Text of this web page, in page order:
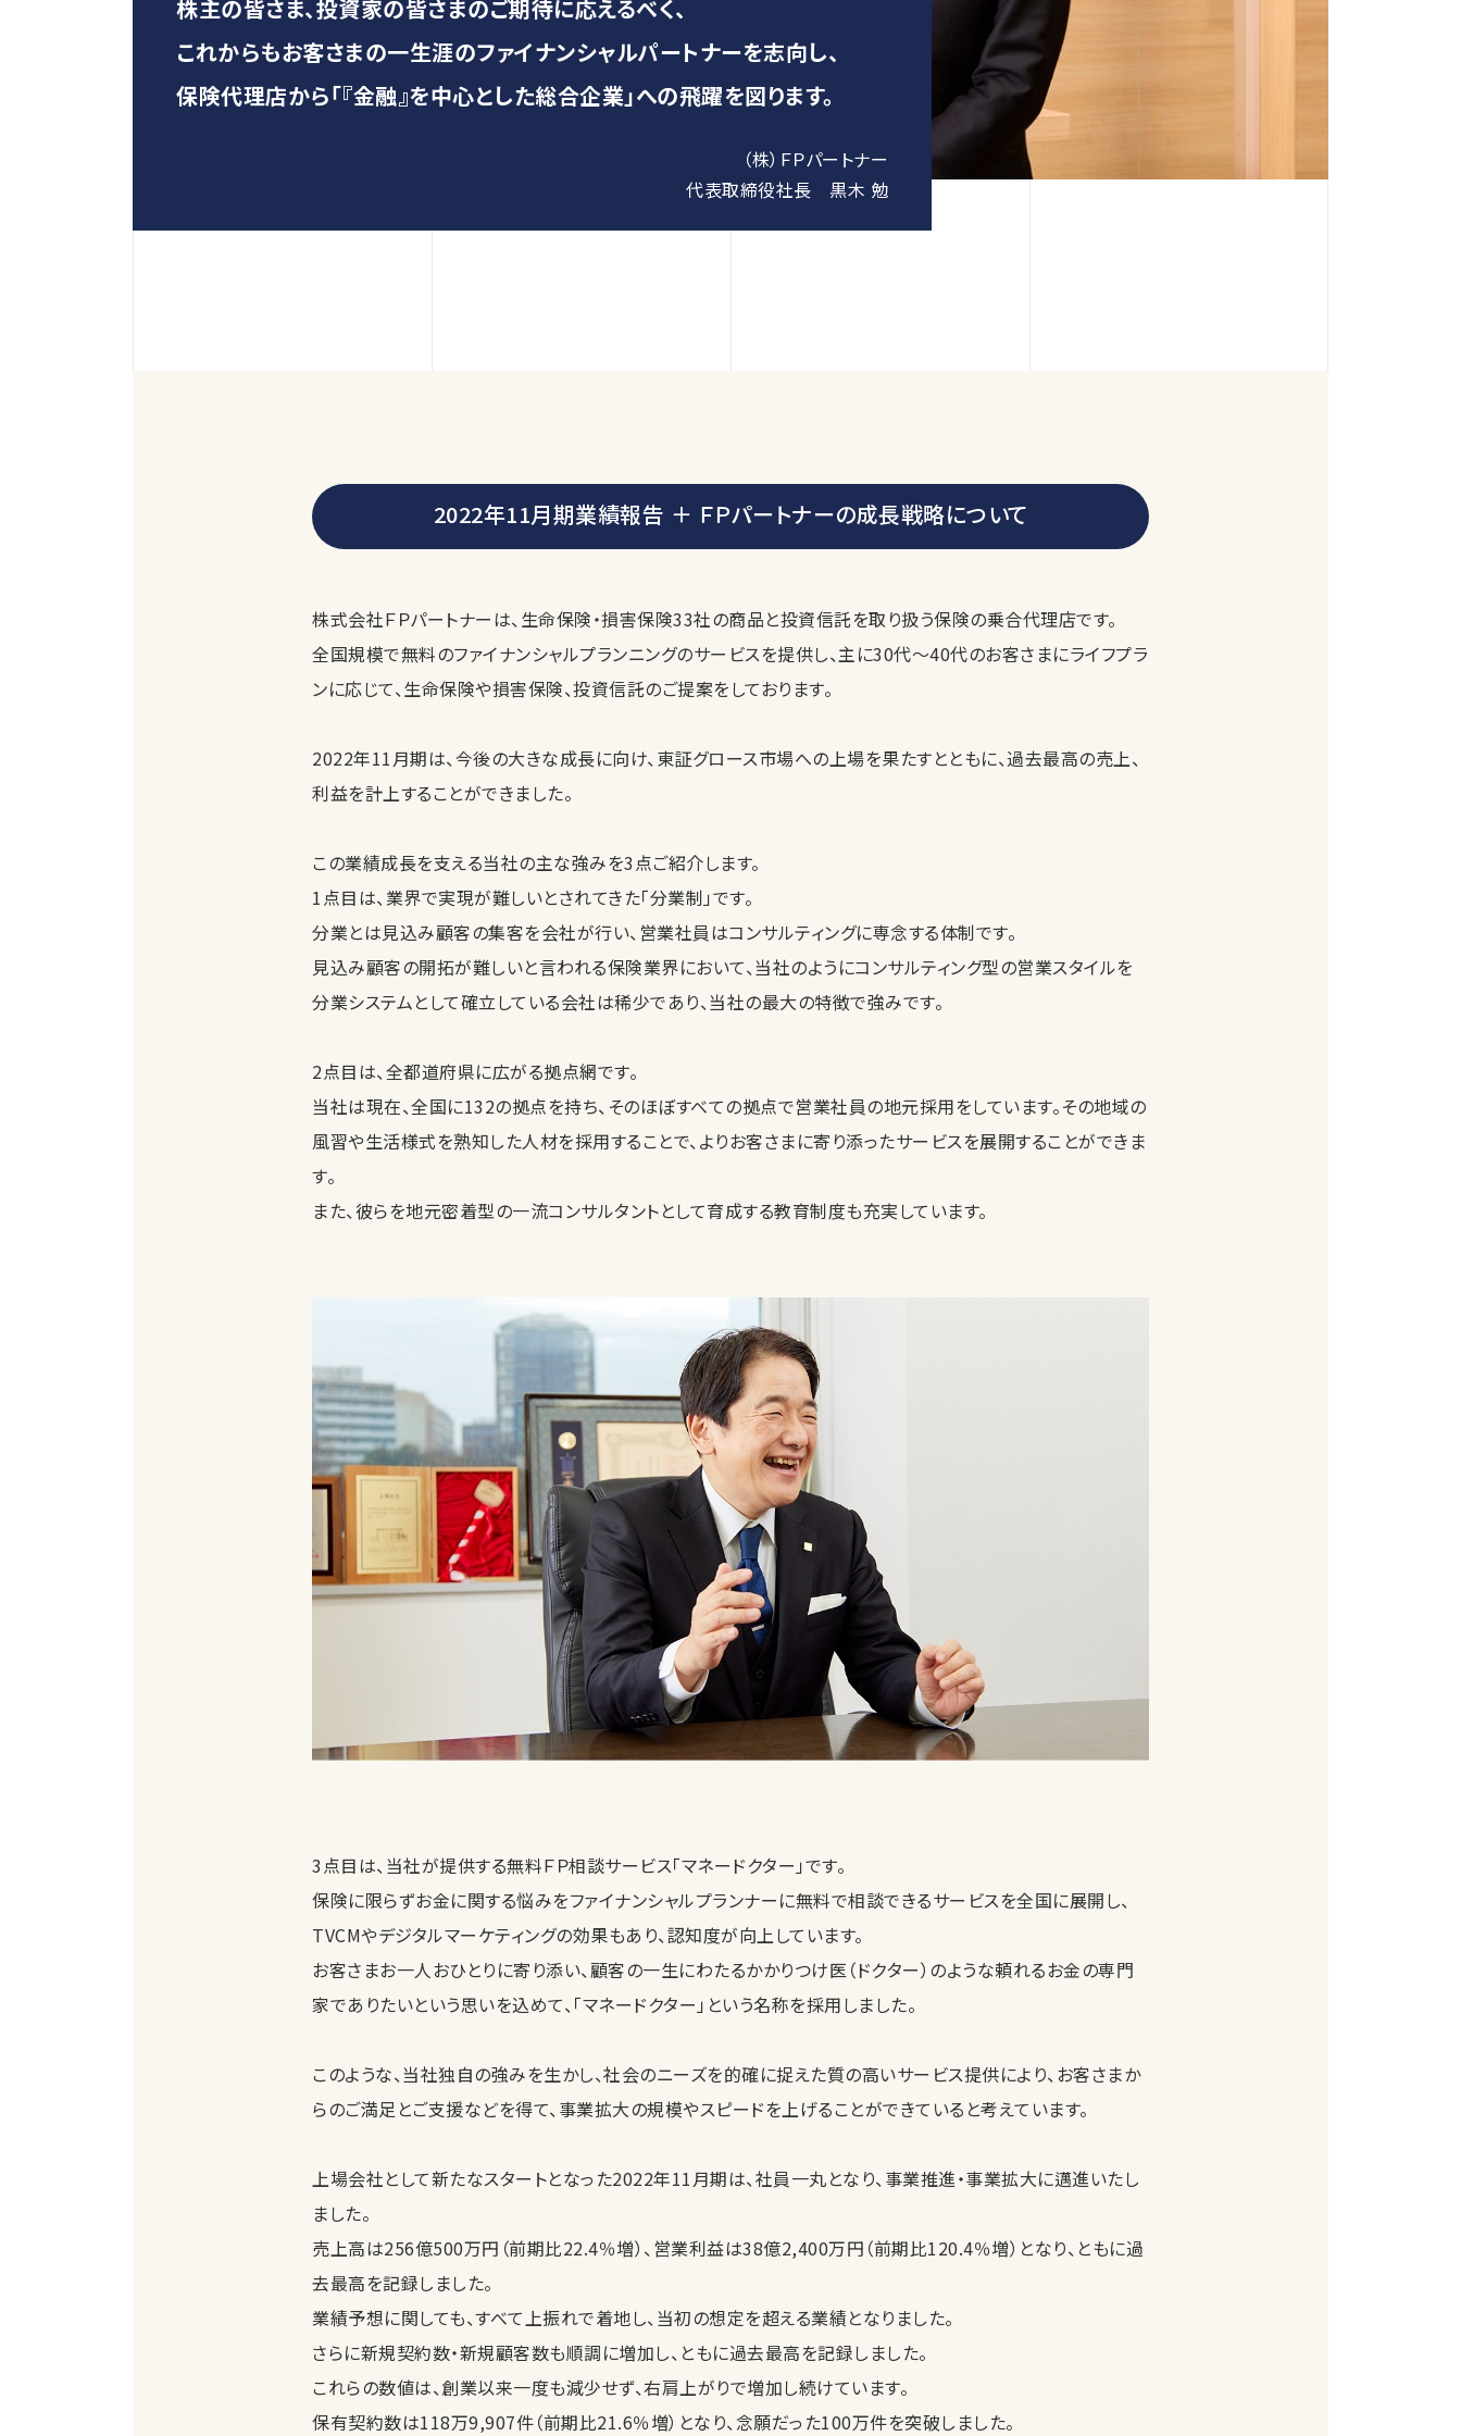
株主の皆さま、投資家の皆さまのご期待に応えるべく、
これからもお客さまの一生涯のファイナンシャルパートナーを志向し、
保険代理店から「『金融』を中心とした総合企業」への飛躍を図ります。
（株）ＦＰパートナー
代表取締役社長 黒木 勉
2022年11月期業績報告 ＋ ＦＰパートナーの成長戦略について
株式会社ＦＰパートナーは、生命保険・損害保険33社の商品と投資信託を取り扱う保険の乗合代理店です。
全国規模で無料のファイナンシャルプランニングのサービスを提供し、主に30代〜40代のお客さまにライフプラ
ンに応じて、生命保険や損害保険、投資信託のご提案をしております。
2022年11月期は、今後の大きな成長に向け、東証グロース市場への上場を果たすとともに、過去最高の売上、
利益を計上することができました。
この業績成長を支える当社の主な強みを3点ご紹介します。
1点目は、業界で実現が難しいとされてきた「分業制」です。
分業とは見込み顧客の集客を会社が行い、営業社員はコンサルティングに専念する体制です。
見込み顧客の開拓が難しいと言われる保険業界において、当社のようにコンサルティング型の営業スタイルを
分業システムとして確立している会社は稀少であり、当社の最大の特徴で強みです。
2点目は、全都道府県に広がる拠点網です。
当社は現在、全国に132の拠点を持ち、そのほぼすべての拠点で営業社員の地元採用をしています。その地域の
風習や生活様式を熟知した人材を採用することで、よりお客さまに寄り添ったサービスを展開することができま
す。
また、彼らを地元密着型の一流コンサルタントとして育成する教育制度も充実しています。
3点目は、当社が提供する無料ＦＰ相談サービス「マネードクター」です。
保険に限らずお金に関する悩みをファイナンシャルプランナーに無料で相談できるサービスを全国に展開し、
TVCMやデジタルマーケティングの効果もあり、認知度が向上しています。
お客さまお一人おひとりに寄り添い、顧客の一生にわたるかかりつけ医（ドクター）のような頼れるお金の専門
家でありたいという思いを込めて、「マネードクター」という名称を採用しました。
このような、当社独自の強みを生かし、社会のニーズを的確に捉えた質の高いサービス提供により、お客さまか
らのご満足とご支援などを得て、事業拡大の規模やスピードを上げることができていると考えています。
上場会社として新たなスタートとなった2022年11月期は、社員一丸となり、事業推進・事業拡大に邁進いたし
ました。
売上高は256億500万円（前期比22.4％増）、営業利益は38億2,400万円（前期比120.4％増）となり、ともに過
去最高を記録しました。
業績予想に関しても、すべて上振れで着地し、当初の想定を超える業績となりました。
さらに新規契約数・新規顧客数も順調に増加し、ともに過去最高を記録しました。
これらの数値は、創業以来一度も減少せず、右肩上がりで増加し続けています。
保有契約数は118万9,907件（前期比21.6％増）となり、念願だった100万件を突破しました。